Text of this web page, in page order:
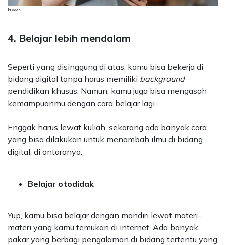
Freepik
4. Belajar lebih mendalam
Seperti yang disinggung di atas, kamu bisa bekerja di
bidang digital tanpa harus memiliki background
pendidikan khusus. Namun, kamu juga bisa mengasah
kemampuanmu dengan cara belajar lagi.
Enggak harus lewat kuliah, sekarang ada banyak cara
yang bisa dilakukan untuk menambah ilmu di bidang
digital, di antaranya:
Belajar otodidak
Yup, kamu bisa belajar dengan mandiri lewat materi-
materi yang kamu temukan di internet. Ada banyak
pakar yang berbagi pengalaman di bidang tertentu yang